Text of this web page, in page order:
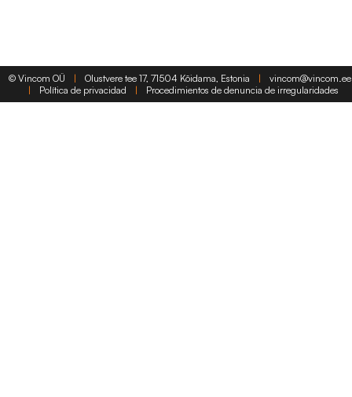
© Vincom OÜ | Olustvere tee 17, 71504 Kõidama, Estonia |
vincom@vincom.ee
|
Política de privacidad | Procedimientos de denuncia de irregularidades